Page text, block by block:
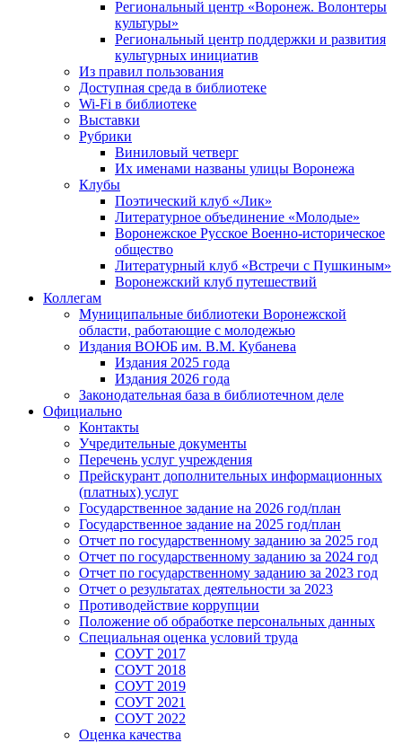
Региональный центр «Воронеж. Волонтеры
культуры»
Региональный центр поддержки и развития
культурных инициатив
Из правил пользования
Доступная среда в библиотеке
Wi-Fi в библиотеке
Выставки
Рубрики
Виниловый четверг
Их именами названы улицы Воронежа
Клубы
Поэтический клуб «Лик»
Литературное объединение «Молодые»
Воронежское Русское Военно-историческое
общество
Литературный клуб «Встречи с Пушкиным»
Воронежский клуб путешествий
Коллегам
Муниципальные библиотеки Воронежской
области, работающие с молодежью
Издания ВОЮБ им. В.М. Кубанева
Издания 2025 года
Издания 2026 года
Законодательная база в библиотечном деле
Официально
Контакты
Учредительные документы
Перечень услуг учреждения
Прейскурант дополнительных информационных
(платных) услуг
Государственное задание на 2026 год/план
Государственное задание на 2025 год/план
Отчет по государственному заданию за 2025 год
Отчет по государственному заданию за 2024 год
Отчет по государственному заданию за 2023 год
Отчет о результатах деятельности за 2023
Противодействие коррупции
Положение об обработке персональных данных
Специальная оценка условий труда
СОУТ 2017
СОУТ 2018
СОУТ 2019
СОУТ 2021
СОУТ 2022
Оценка качества